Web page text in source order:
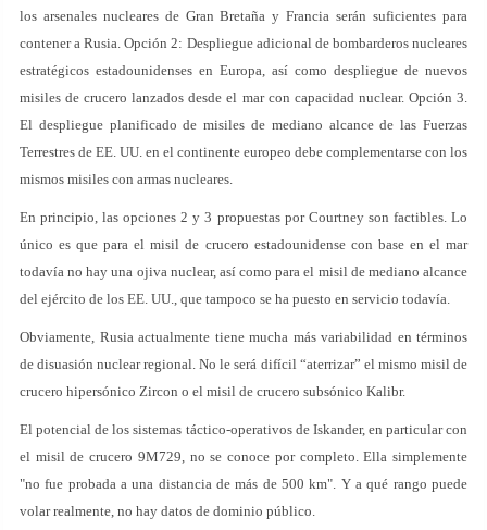
los arsenales nucleares de Gran Bretaña y Francia serán suficientes para
contener a Rusia. Opción 2: Despliegue adicional de bombarderos nucleares
estratégicos estadounidenses en Europa, así como despliegue de nuevos
misiles de crucero lanzados desde el mar con capacidad nuclear. Opción 3.
El despliegue planificado de misiles de mediano alcance de las Fuerzas
Terrestres de EE. UU. en el continente europeo debe complementarse con los
mismos misiles con armas nucleares.
En principio, las opciones 2 y 3 propuestas por Courtney son factibles. Lo
único es que para el misil de crucero estadounidense con base en el mar
todavía no hay una ojiva nuclear, así como para el misil de mediano alcance
del ejército de los EE. UU., que tampoco se ha puesto en servicio todavía.
Obviamente, Rusia actualmente tiene mucha más variabilidad en términos
de disuasión nuclear regional. No le será difícil “aterrizar” el mismo misil de
crucero hipersónico Zircon o el misil de crucero subsónico Kalibr.
El potencial de los sistemas táctico-operativos de Iskander, en particular con
el misil de crucero 9M729, no se conoce por completo. Ella simplemente
"no fue probada a una distancia de más de 500 km". Y a qué rango puede
volar realmente, no hay datos de dominio público.